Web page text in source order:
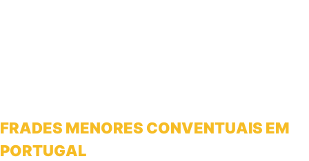
FRADES MENORES CONVENTUAIS EM
PORTUGAL